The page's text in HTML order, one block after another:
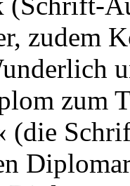
zudem
zum
(die